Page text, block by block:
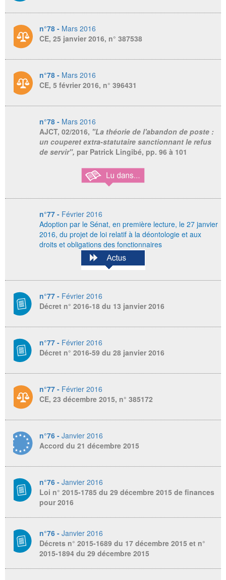
n°78 - Mars 2016
CE, 25 janvier 2016, n° 387538
n°78 - Mars 2016
CE, 5 février 2016, n° 396431
n°78 - Mars 2016
AJCT, 02/2016, "La théorie de l'abandon de poste :
un couperet extra-statutaire sanctionnant le refus
de servir", par Patrick Lingibé, pp. 96 à 101
n°77 - Février 2016
Adoption par le Sénat, en première lecture, le 27 janvier
2016, du projet de loi relatif à la déontologie et aux
droits et obligations des fonctionnaires
n°77 - Février 2016
Décret n° 2016-18 du 13 janvier 2016
n°77 - Février 2016
Décret n° 2016-59 du 28 janvier 2016
n°77 - Février 2016
CE, 23 décembre 2015, n° 385172
n°76 - Janvier 2016
Accord du 21 décembre 2015
n°76 - Janvier 2016
Loi n° 2015-1785 du 29 décembre 2015 de finances
pour 2016
n°76 - Janvier 2016
Décrets n° 2015-1689 du 17 décembre 2015 et n°
2015-1894 du 29 décembre 2015